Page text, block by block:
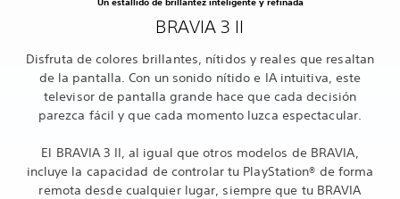
BRAVIA 3 II
Disfruta de colores brillantes, nítidos y reales que resaltan
de la pantalla. Con un sonido nítido e IA intuitiva, este
televisor de pantalla grande hace que cada decisión
parezca fácil y que cada momento luzca espectacular.
El BRAVIA 3 II, al igual que otros modelos de BRAVIA,
incluye la capacidad de controlar tu PlayStation® de forma
remota desde cualquier lugar, siempre que tu BRAVIA